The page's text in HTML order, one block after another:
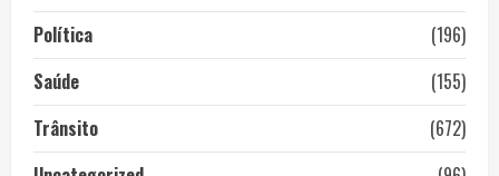
Política
(196)
Saúde
(155)
Trânsito
(672)